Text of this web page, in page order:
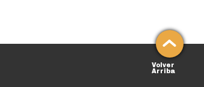
Volver
Arriba